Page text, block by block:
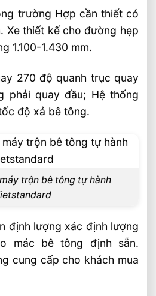
trường Hợp cần thiết có
Xe thiết kế cho đường hẹp
1.100-1.430 mm.
270 độ quanh trục quay
phải quay đầu; Hệ thống
độ xả bê tông.
trộn bê tông tự hành
định lượng xác định lượng
mác bê tông định sẵn.
cung cấp cho khách mua